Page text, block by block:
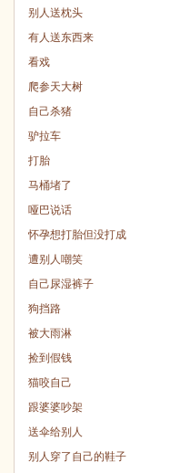
别人送枕头
有人送东西来
看戏
爬参天大树
自己杀猪
驴拉车
打胎
马桶堵了
哑巴说话
怀孕想打胎但没打成
遭别人嘲笑
自己尿湿裤子
狗挡路
被大雨淋
捡到假钱
猫咬自己
跟婆婆吵架
送伞给别人
别人穿了自己的鞋子